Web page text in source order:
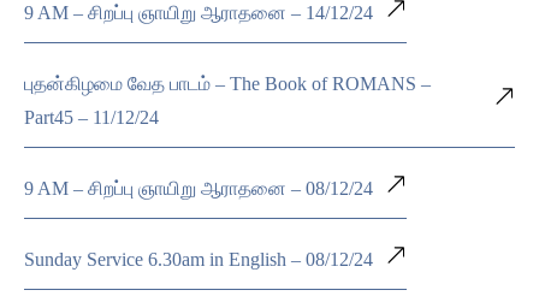
9 AM – சிறப்பு ஞாயிறு ஆராதனை – 14/12/24
புதன்கிழமை வேத பாடம் – The Book of ROMANS –
Part45 – 11/12/24
9 AM – சிறப்பு ஞாயிறு ஆராதனை – 08/12/24
Sunday Service 6.30am in English – 08/12/24